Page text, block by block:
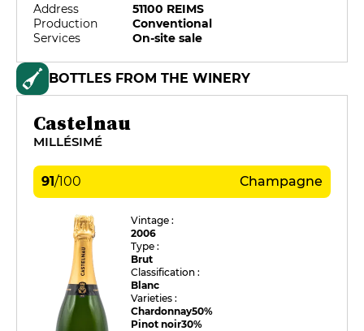
Address
51100 REIMS
Production
Conventional
Services
On-site sale
BOTTLES FROM THE WINERY
Castelnau
MILLÉSIMÉ
91/100 Champagne
Vintage :
2006
Type :
Brut
Classification :
Blanc
Varieties :
Chardonnay50%
Pinot noir30%